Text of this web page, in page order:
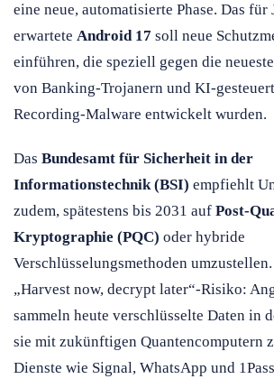
eine neue, automatisierte Phase. Das für
erwartete Android 17 soll neue
einführen, die speziell gegen die
von Banking-Trojanern und KI-
Recording-Malware entwickelt wurden.
Das Bundesamt für Sicherheit in der
Informationstechnik (BSI) empfiehlt
zudem, spätestens bis 2031 auf Post-
Kryptographie (PQC) oder hybride
Verschlüsselungsmethoden
„Harvest now, decrypt later“-Risiko:
sammeln heute verschlüsselte Daten in
sie mit zukünftigen Quantencomputern
Dienste wie Signal, WhatsApp und